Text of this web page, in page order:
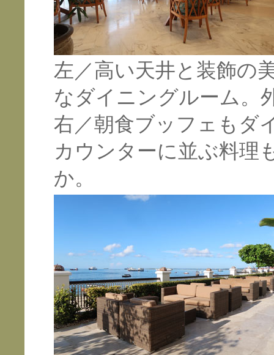
左／高い天井と装飾の
なダイニングルーム。
右／朝食ブッフェもダ
カウンターに並ぶ料理
か。